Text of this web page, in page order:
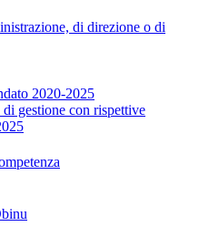
di direzione o di
2020-2025
gestione con rispettive